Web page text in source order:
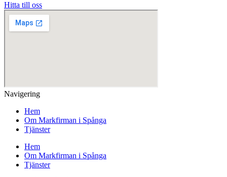
Hitta till oss
Navigering
Hem
Om Markfirman i Spånga
Tjänster
Hem
Om Markfirman i Spånga
Tjänster